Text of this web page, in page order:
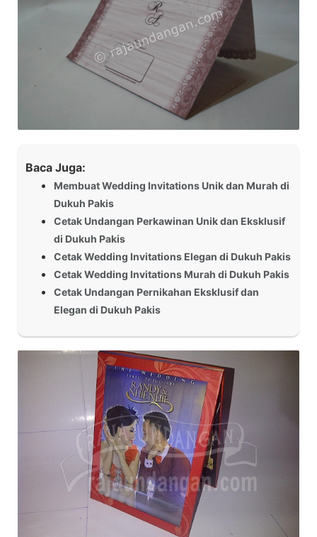
Baca Juga:
Membuat Wedding Invitations Unik dan Murah di
Dukuh Pakis
Cetak Undangan Perkawinan Unik dan Eksklusif
di Dukuh Pakis
Cetak Wedding Invitations Elegan di Dukuh Pakis
Cetak Wedding Invitations Murah di Dukuh Pakis
Cetak Undangan Pernikahan Eksklusif dan
Elegan di Dukuh Pakis